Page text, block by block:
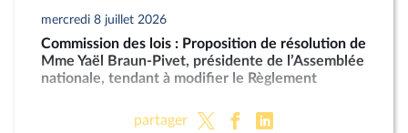
mercredi 8 juillet 2026
Commission des lois : Proposition de résolution de
Mme Yaël Braun-Pivet, présidente de l’Assemblée
nationale, tendant à modifier le Règlement
partager